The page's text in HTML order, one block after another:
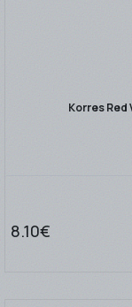
Korres Red
8.10€